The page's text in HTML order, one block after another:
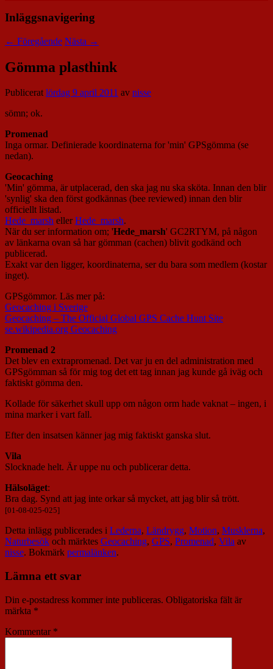
Inläggsnavigering
← Föregående Nästa →
Gömma plasthink
Publiceratlördag 9 april 2011 av nisse
sömn; ok.
Promenad
Inga ormar. Definierade koordinaterna for 'min' GPSgömma (se
nedan).
Geocaching
'Min' gömma, är utplacerad, den ska jag nu ska sköta. Innan den blir
'synlig' ska den först godkännas (bee reviewed) innan den blir
officiellt listad.
Hede_marsh ellerHede_marsh.
När du ser information om; 'Hede_marsh' GC2RTYM, på någon
av länkarna ovan så har gömman (cachen) blivit godkänd och
publicerad.
Exakt var den ligger, koordinaterna, ser du bara som medlem (kostar
inget).
GPSgömmor. Läs mer på:
Geocaching i Sverige
Geocaching – The Official Global GPS Cache Hunt Site
se.wikipedia.org Geocaching
Promenad 2
Det blev en extrapromenad. Det var ju en del administration med
GPSgömman så för mig tog det ett tag innan jag kunde gå iväg och
faktiskt gömma den.
Kollade för säkerhet skull upp om någon orm hade vaknat – ingen, i
mina marker i vart fall.
Efter den insatsen känner jag mig faktiskt ganska slut.
Vila
Slocknade helt. Är uppe nu och publicerar detta.
Hälsoläget:
Bra dag. Synd att jag inte orkar så mycket, att jag blir så trött.
[01-08-025-025]
Detta inlägg publicerades i Lederna, Ländrygg, Motion, Musklerna,
Naturbesök och märktes Geocaching, GPS, Promenad, Vila av
nisse. Bokmärk permalänken.
Lämna ett svar
Din e-postadress kommer inte publiceras. Obligatoriska fält är
märkta *
Kommentar *